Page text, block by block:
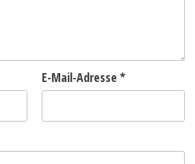
E-Mail-Adresse *